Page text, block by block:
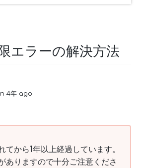
エラーの解決方法
4年 ago
てから1年以上経過しています。
ありますので十分ご注意くださ